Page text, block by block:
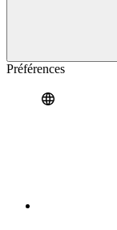
Préférences